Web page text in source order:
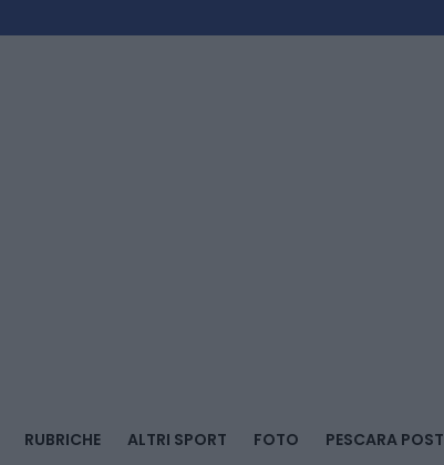
RUBRICHE ALTRI SPORT FOTO PESCARA POST